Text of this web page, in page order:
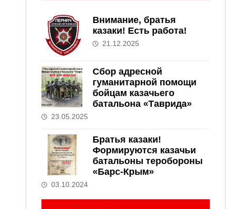
Внимание, братья
казаки! Есть работа!
21.12.2025
Сбор адресной
гуманитарной помощи
бойцам казачьего
батальона «Таврида»
23.05.2025
Братья казаки!
Формируются казачьи
батальоны теробороны
«Барс-Крым»
03.10.2024